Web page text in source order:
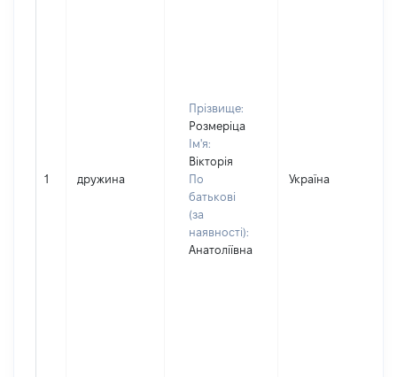
1 дружина
Прізвище:
Розмеріца
Ім'я:
Вікторія
По
батькові
(за
наявності):
Анатоліївна
Україна